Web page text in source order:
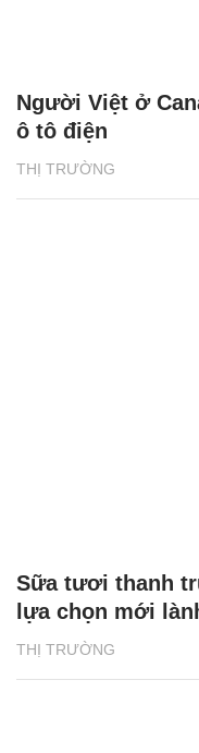
THỊ TRƯỜNG
Người Việt ở
ô tô điện
THỊ TRƯỜNG
Sữa tươi thanh
lựa chọn mới